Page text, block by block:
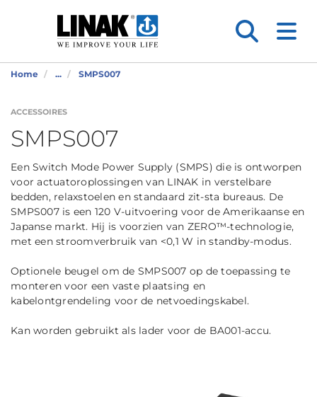
Home ... SMPS007
ACCESSOIRES
SMPS007
Een Switch Mode Power Supply (SMPS) die is ontworpen
voor actuatoroplossingen van LINAK in verstelbare
bedden, relaxstoelen en standaard zit-sta bureaus. De
SMPS007 is een 120 V-uitvoering voor de Amerikaanse en
Japanse markt. Hij is voorzien van ZERO™-technologie,
met een stroomverbruik van <0,1 W in standby-modus.
Optionele beugel om de SMPS007 op de toepassing te
monteren voor een vaste plaatsing en
kabelontgrendeling voor de netvoedingskabel.
Kan worden gebruikt als lader voor de BA001-accu.